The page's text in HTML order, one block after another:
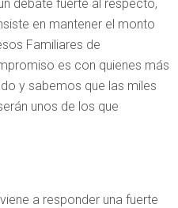
debate fuerte al respecto,
en mantener el monto
Familiares de
es con quienes más
y sabemos que las miles
unos de los que
a responder una fuerte